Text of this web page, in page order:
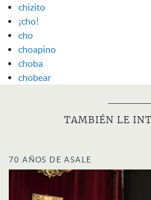
chizito
¡cho!
cho
choapino
choba
chobear
TAMBIÉN LE
70 AÑOS DE ASALE